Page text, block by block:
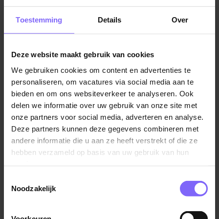
Toestemming Details Over
Deze website maakt gebruik van cookies
We gebruiken cookies om content en advertenties te
personaliseren, om vacatures via social media aan te
bieden en om ons websiteverkeer te analyseren. Ook
delen we informatie over uw gebruik van onze site met
onze partners voor social media, adverteren en analyse.
Deze partners kunnen deze gegevens combineren met
andere informatie die u aan ze heeft verstrekt of die ze
hebben verzameld op basis van uw gebruik van hun
Noodzakelijk
jou vertellen wat ze vandaag hebben beleeft. Samen
met je collega's verwelkom je de kinderen in de BSO
ruimte waar drinken en fruit staat te wachten.
kinderen even persoonlijk wat aandacht te geven. Als
iedereen is opgeladen komen de plannen en ideeën
uit de kast! Knutselen, verkleden, muziek maken of
helpen met het huiswerk… Jij zet alles op alles om er
een fantastische middag van te maken! De tijd vliegt
voorbij, jullie ruimen samen op maar niet alle
schilderijen zijn af. Je vraagt of de kinderen het mee
naar huis willen nemen… “Nee juf geen zorgen, ik ben
er morgen gelukkig weer!”
We zoeken collega’s die ook ‘Spring’ in zich hebben.